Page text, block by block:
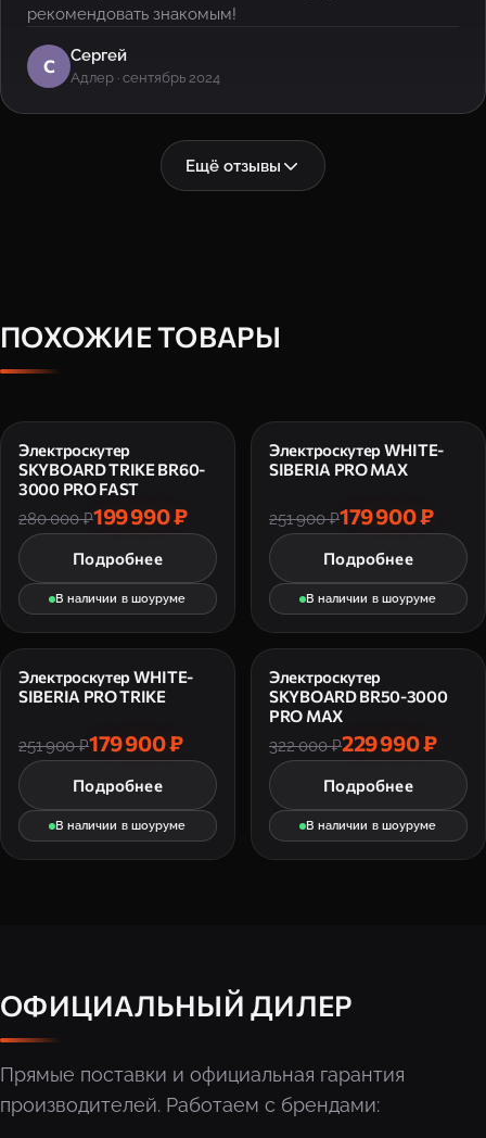
рекомендовать знакомым!
С Сергей
Адлер · сентябрь 2024
Ещё отзывы
ПОХОЖИЕ ТОВАРЫ
Электроскутер
SKYBOARD TRIKE BR60-
3000 PRO FAST
280 000 ₽199 990 ₽
Подробнее
В наличии в шоуруме
Электроскутер WHITE-
SIBERIA PRO MAX
251 900 ₽179 900 ₽
Подробнее
В наличии в шоуруме
Электроскутер WHITE-
SIBERIA PRO TRIKE
251 900 ₽179 900 ₽
Подробнее
В наличии в шоуруме
Электроскутер
SKYBOARD BR50-3000
PRO MAX
322 000 ₽229 990 ₽
Подробнее
В наличии в шоуруме
ОФИЦИАЛЬНЫЙ ДИЛЕР
Прямые поставки и официальная гарантия
производителей. Работаем с брендами: